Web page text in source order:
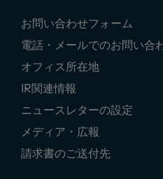
Navigation
お問い合わせフォーム
電話・メールでのお問い合
オフィス所在地
IR関連情報
ニュースレターの設定
メディア・広報
請求書のご送付先